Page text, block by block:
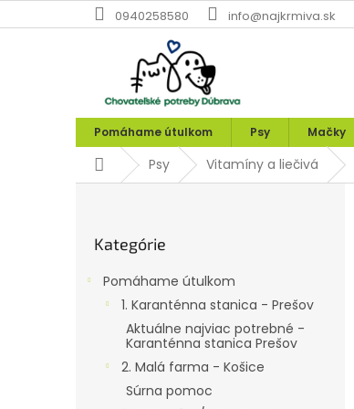
na
0940258580 info@najkrmiva.sk
Pomáhame útulkom Psy Mačky
DomovPsy Vitamíny a liečivá
kategórie
Kategórie
Pomáhame útulkom
1. Karanténna stanica - Prešov
Aktuálne najviac potrebné -
Karanténna stanica Prešov
2. Malá farma - Košice
Súrna pomoc